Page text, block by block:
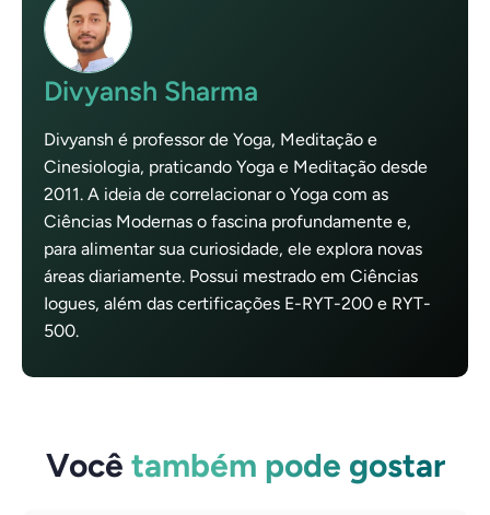
Divyansh Sharma
Divyansh é professor de Yoga, Meditação e
Cinesiologia, praticando Yoga e Meditação desde
2011. A ideia de correlacionar o Yoga com as
Ciências Modernas o fascina profundamente e,
para alimentar sua curiosidade, ele explora novas
áreas diariamente. Possui mestrado em Ciências
Iogues, além das certificações E-RYT-200 e RYT-
500.
Você também pode gostar